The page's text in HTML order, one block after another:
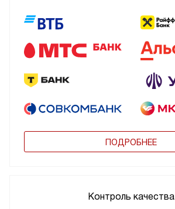
ПОДРОБНЕЕ
Контроль качества